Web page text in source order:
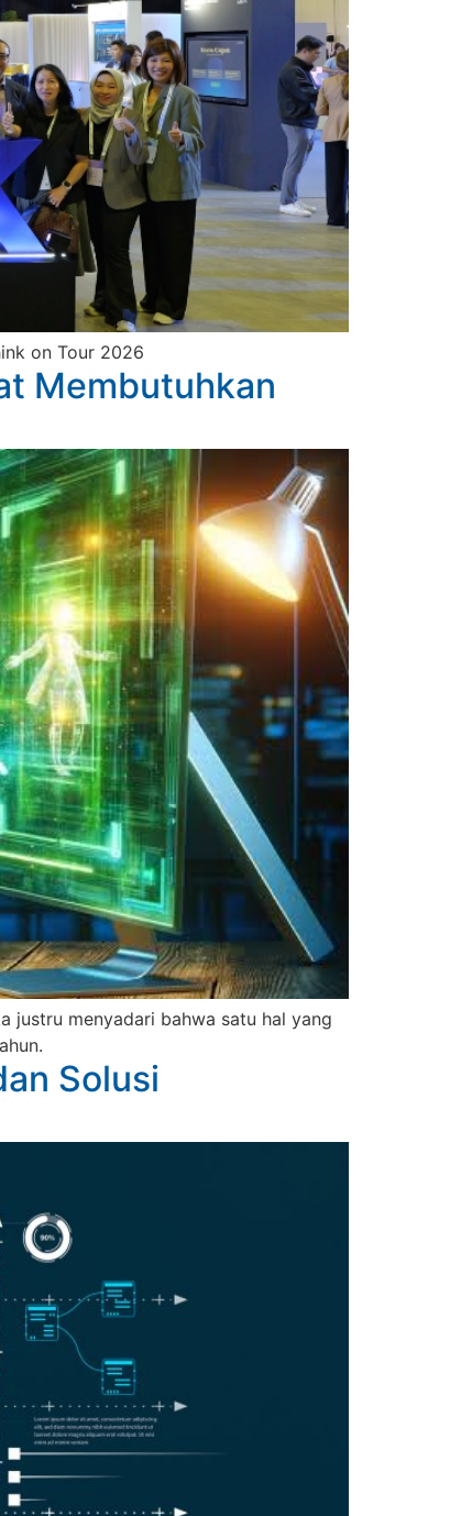
on Tour 2026
Membutuhkan
justru menyadari bahwa satu hal yang
Solusi